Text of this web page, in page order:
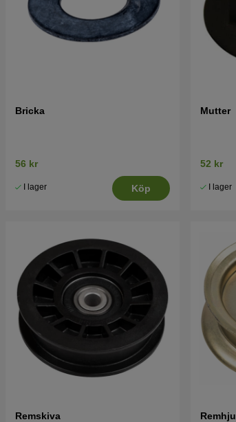
Bricka
56 kr
I lager Köp
Mutter
52 kr
I lager
Remskiva